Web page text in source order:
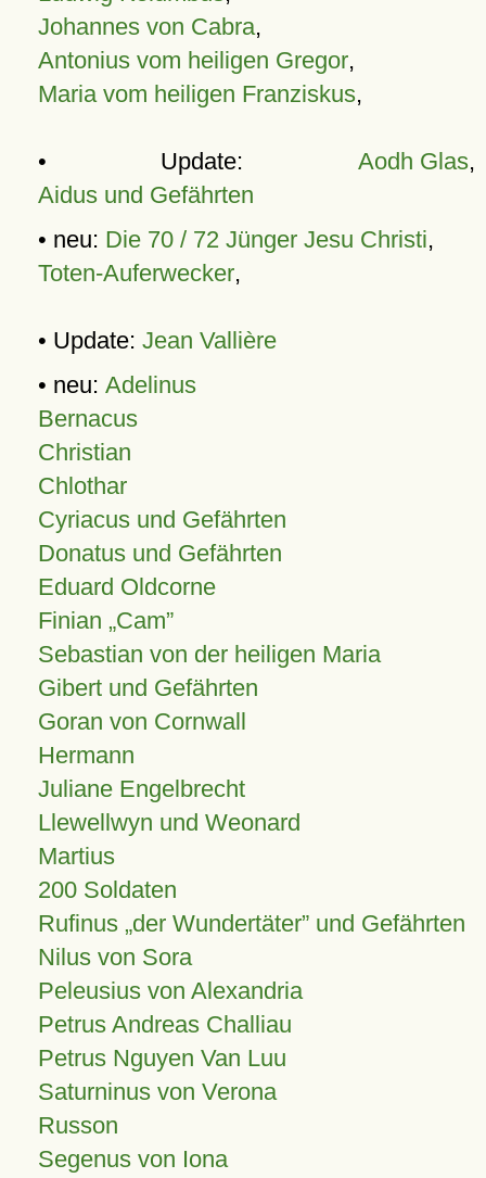
Johannes von Cabra,
Antonius vom heiligen Gregor,
Maria vom heiligen Franziskus,
• Update: Aodh Glas,
Aidus und Gefährten
• neu: Die 70 / 72 Jünger Jesu Christi,
Toten-Auferwecker,
• Update: Jean Vallière
• neu: Adelinus
Bernacus
Christian
Chlothar
Cyriacus und Gefährten
Donatus und Gefährten
Eduard Oldcorne
Finian Cam
Sebastian von der heiligen Maria
Gibert und Gefährten
Goran von Cornwall
Hermann
Juliane Engelbrecht
Llewellwyn und Weonard
Martius
200 Soldaten
Rufinus „der Wundertäter” und Gefährten
Nilus von Sora
Peleusius von Alexandria
Petrus Andreas Challiau
Petrus Nguyen Van Luu
Saturninus von Verona
Russon
Segenus von Iona